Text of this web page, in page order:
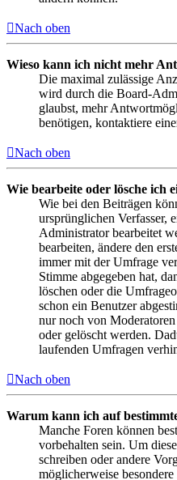
Nach oben
Wieso kann ich nicht mehr
Die maximal zulässige
wird durch die Board-
glaubst, mehr
benötigen, kontaktiere
Nach oben
Wie bearbeite oder lösche ich
Wie bei den Beiträgen
ursprünglichen Verfasser,
Administrator bearbeitet
bearbeiten, ändere den
immer mit der Umfrage
Stimme abgegeben hat,
löschen oder die
schon ein Benutzer
nur noch von
oder gelöscht werden.
laufenden Umfragen
Nach oben
Warum kann ich auf
Manche Foren können
vorbehalten sein. Um
schreiben oder andere
möglicherweise